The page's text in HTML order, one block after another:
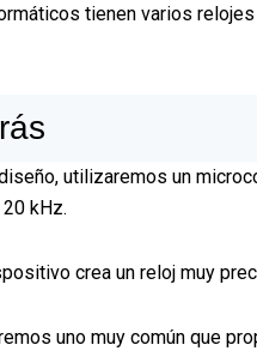
tienen varios
utilizaremos un
kHz.
crea un reloj muy
uno muy común que